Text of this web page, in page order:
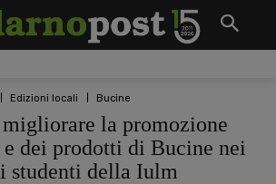
Edizioni locali Bucine
migliorare la promozione
dei prodotti di Bucine nei
studenti della Iulm